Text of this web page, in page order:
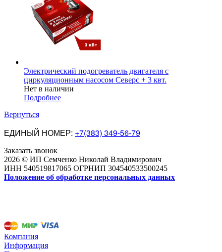
Электрический подогреватель двигателя с
циркуляционным насосом Северс + 3 квт.
Нет в наличии
Подробнее
Вернуться
ЕДИНЫЙ НОМЕР: +7(383) 349-56-79
Заказать звонок
2026 © ИП Семченко Николай Владимирович
ИНН 540519817065 ОГРНИП 304540533500245
Положение об обработке персональных данных
Компания
Информация